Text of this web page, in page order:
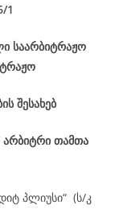
/1
საარბიტრაჟო
შესახებ
არბიტრი თამთა
პლიუსი“ (ს/კ